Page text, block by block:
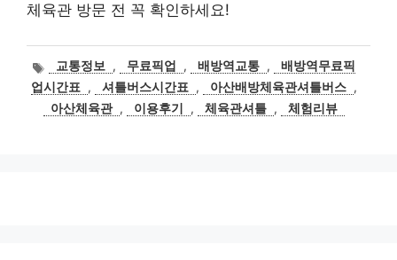
체육관 방문 전 꼭 확인하세요!
태
그
교통정보 , 무료픽업 , 배방역교통 ,
배방역무료픽
업시간표
, 셔틀버스시간표 , 아산배방체육관셔틀버스 ,
아산체육관 , 이용후기 , 체육관셔틀 , 체험리뷰